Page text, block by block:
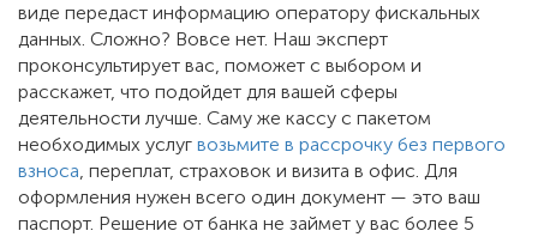
виде передаст информацию оператору фискальных
данных. Сложно? Вовсе нет. Наш эксперт
проконсультирует вас, поможет с выбором и
расскажет, что подойдет для вашей сферы
деятельности лучше. Саму же кассу c пакетом
необходимых услуг возьмите в рассрочку без первого
взноса, переплат, страховок и визита в офис. Для
оформления нужен всего один документ — это ваш
паспорт. Решение от банка не займет у вас более 5